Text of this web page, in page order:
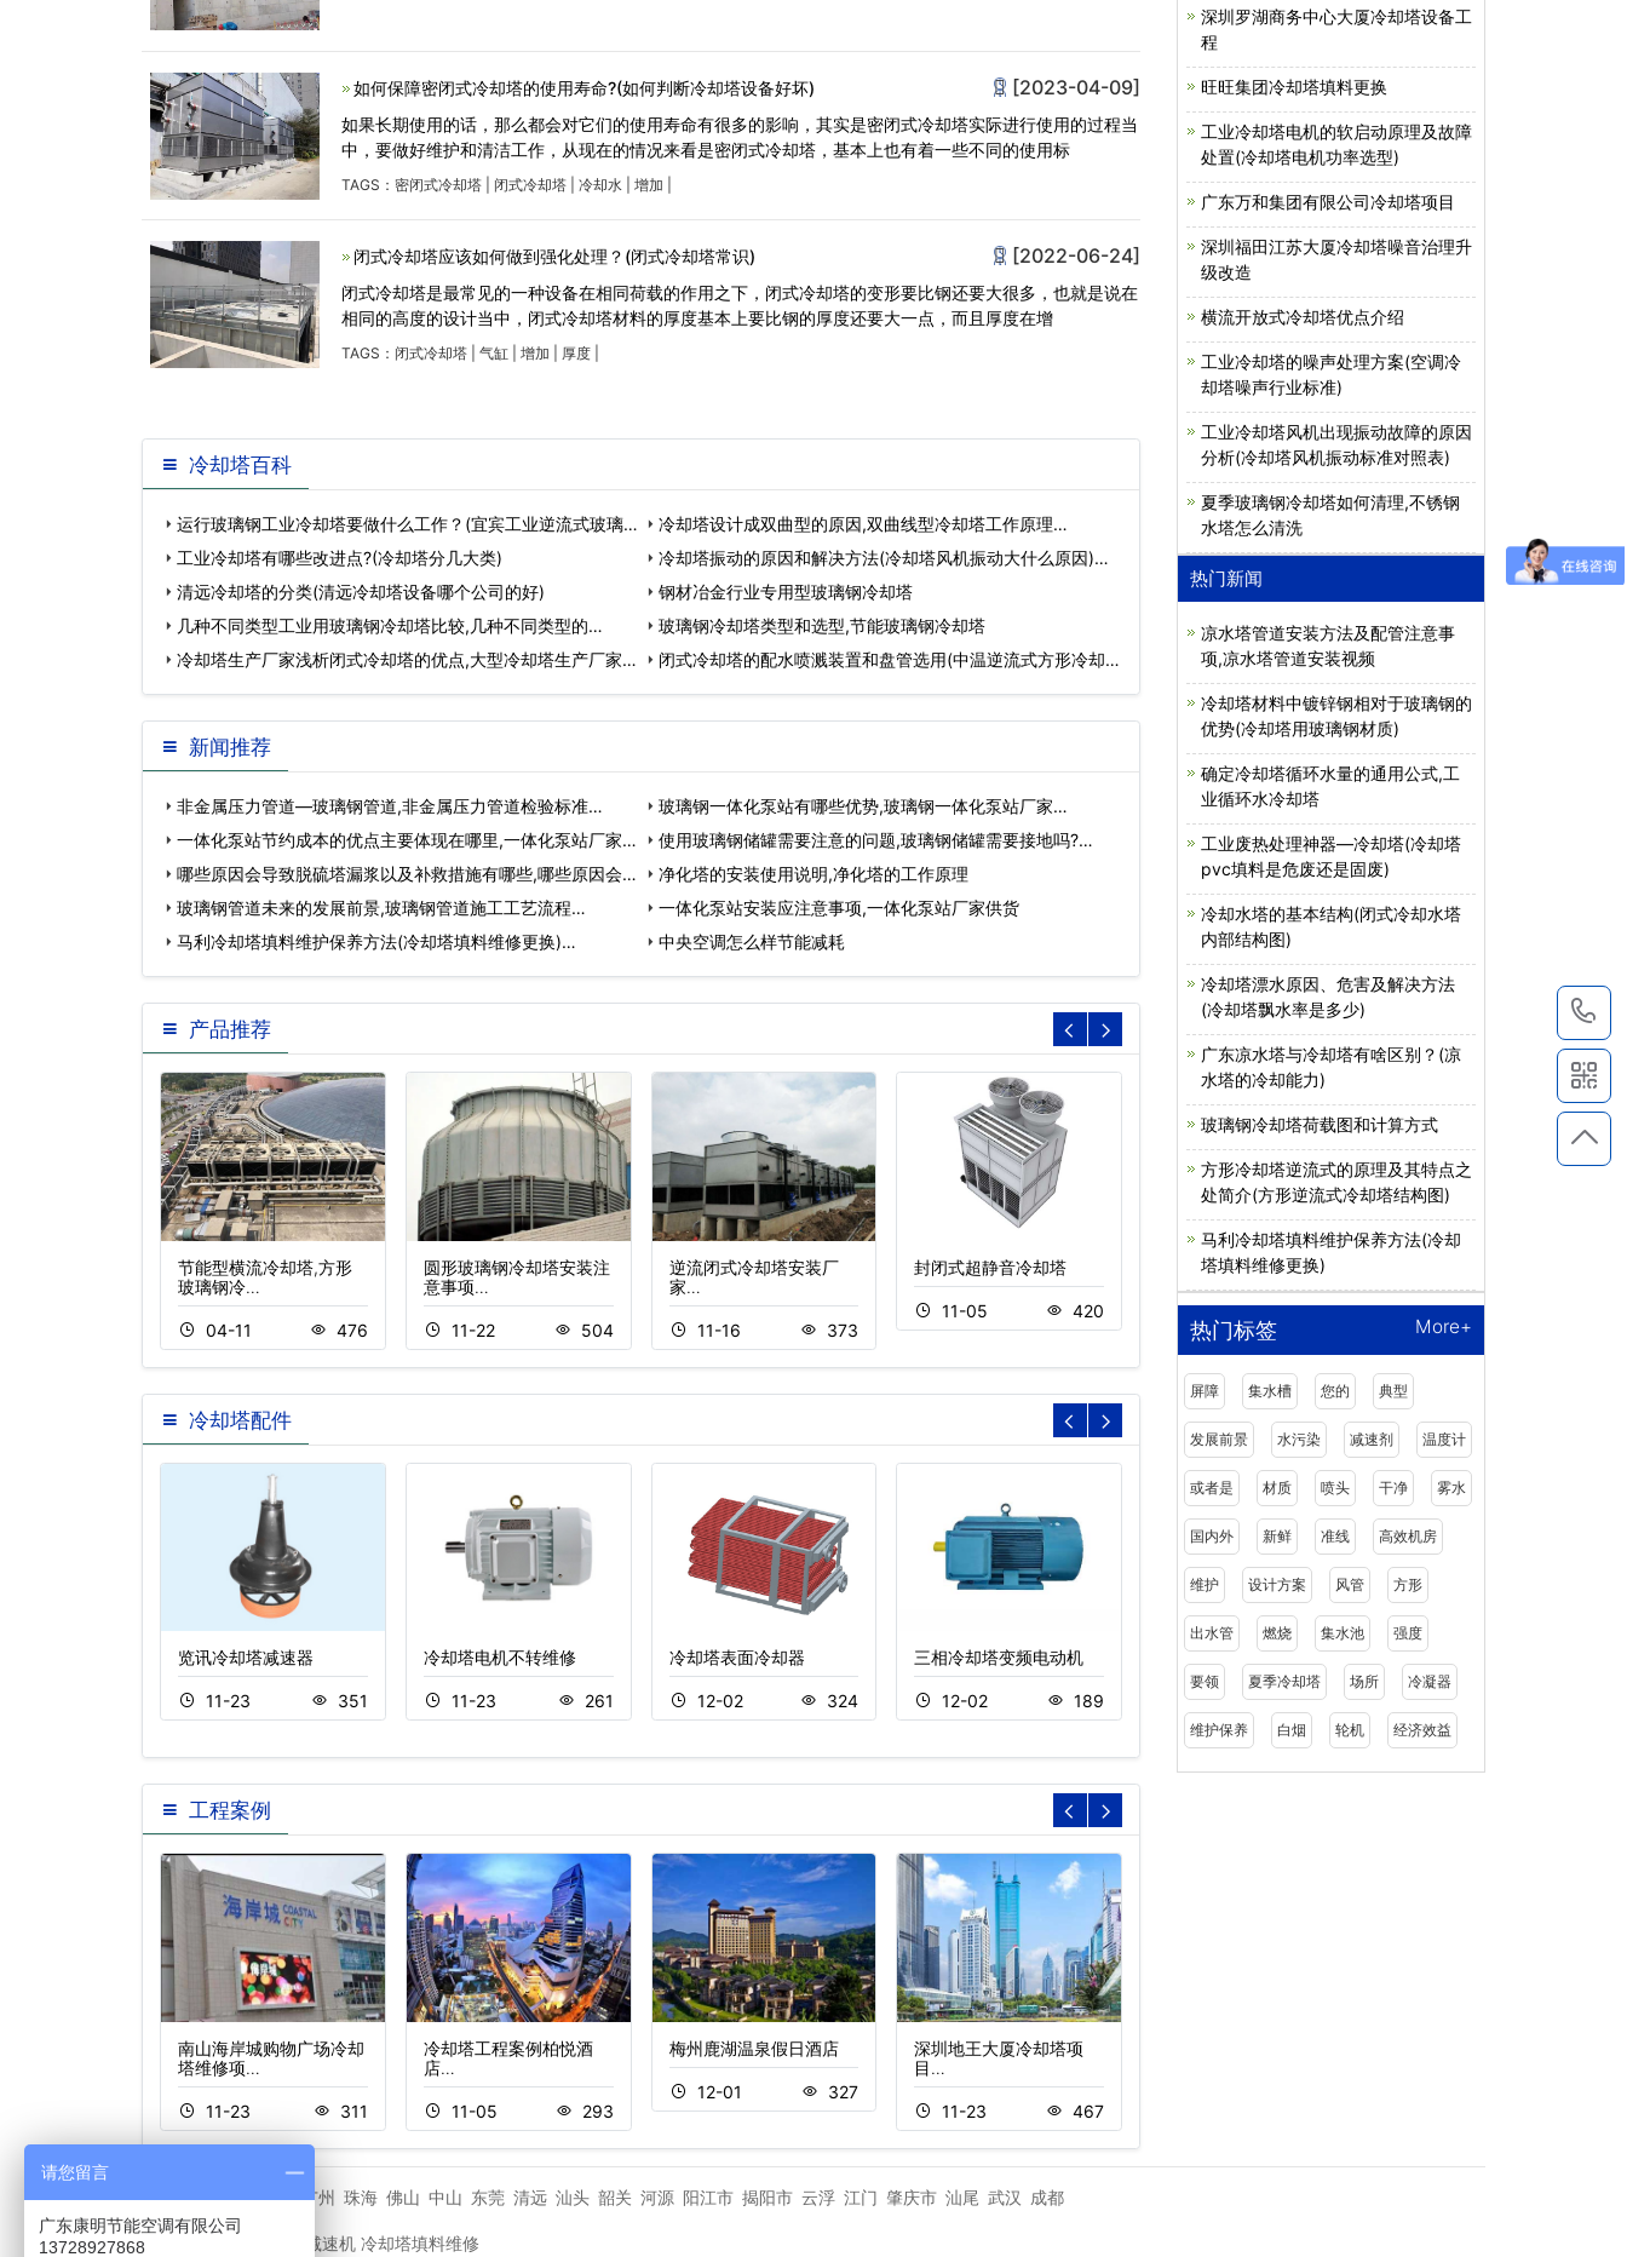
如何保障密闭式冷却塔的使用寿命?(如何判断冷却塔设备好坏) [2023-04-09]
如果长期使用的话，那么都会对它们的使用寿命有很多的影响，其实是密闭式冷却塔实际进行使用的过程当
中，要做好维护和清洁工作，从现在的情况来看是密闭式冷却塔，基本上也有着一些不同的使用标
TAGS： 密闭式冷却塔 闭式冷却塔 冷却水 增加
闭式冷却塔应该如何做到强化处理？(闭式冷却塔常识) [2022-06-24]
闭式冷却塔是最常见的一种设备在相同荷载的作用之下，闭式冷却塔的变形要比钢还要大很多，也就是说在
相同的高度的设计当中，闭式冷却塔材料的厚度基本上要比钢的厚度还要大一点，而且厚度在增
TAGS： 闭式冷却塔 气缸 增加 厚度
冷却塔百科
运行玻璃钢工业冷却塔要做什么工作？(宜宾工业逆流式玻璃钢
冷却塔厂家)…
冷却塔设计成双曲型的原因,双曲线型冷却塔工作原理…
工业冷却塔有哪些改进点?(冷却塔分几大类)
冷却塔振动的原因和解决方法(冷却塔风机振动大什么原因)…
清远冷却塔的分类(清远冷却塔设备哪个公司的好)
钢材冶金行业专用型玻璃钢冷却塔
几种不同类型工业用玻璃钢冷却塔比较,几种不同类型的…
玻璃钢冷却塔类型和选型,节能玻璃钢冷却塔
冷却塔生产厂家浅析闭式冷却塔的优点,大型冷却塔生产厂家…
闭式冷却塔的配水喷溅装置和盘管选用(中温逆流式方形冷却塔
规格)…
新闻推荐
非金属压力管道—玻璃钢管道,非金属压力管道检验标准…
玻璃钢一体化泵站有哪些优势,玻璃钢一体化泵站厂家…
一体化泵站节约成本的优点主要体现在哪里,一体化泵站厂家…
使用玻璃钢储罐需要注意的问题,玻璃钢储罐需要接地吗?…
哪些原因会导致脱硫塔漏浆以及补救措施有哪些,哪些原因会导
致流产…
净化塔的安装使用说明,净化塔的工作原理
玻璃钢管道未来的发展前景,玻璃钢管道施工工艺流程…
一体化泵站安装应注意事项,一体化泵站厂家供货
马利冷却塔填料维护保养方法(冷却塔填料维修更换)…
中央空调怎么样节能减耗
产品推荐
节能型横流冷却塔,方形
玻璃钢冷…
04-11 476
圆形玻璃钢冷却塔安装注
意事项…
11-22 504
逆流闭式冷却塔安装厂
家…
11-16 373
封闭式超静音冷却塔
11-05 420
玻璃钢开式冷却塔
11-18 352 11-05
冷却塔配件
览讯冷却塔减速器
11-23 351
冷却塔电机不转维修
11-23 261
冷却塔表面冷却器
12-02 324
三相冷却塔变频电动机
12-02 189
S波冷却塔填料
11-22 491
冷却塔消音罩
11-23
工程案例
南山海岸城购物广场冷却
塔维修项…
11-23 311
冷却塔工程案例柏悦酒
店…
11-05 293
梅州鹿湖温泉假日酒店
12-01 327
深圳地王大厦冷却塔项
目…
11-23 467
深圳罗湖商务中心大厦冷却塔设备工
程
旺旺集团冷却塔填料更换
工业冷却塔电机的软启动原理及故障
处置(冷却塔电机功率选型)
广东万和集团有限公司冷却塔项目
深圳福田江苏大厦冷却塔噪音治理升
级改造
横流开放式冷却塔优点介绍
工业冷却塔的噪声处理方案(空调冷
却塔噪声行业标准)
工业冷却塔风机出现振动故障的原因
分析(冷却塔风机振动标准对照表)
夏季玻璃钢冷却塔如何清理,不锈钢
水塔怎么清洗
热门新闻
凉水塔管道安装方法及配管注意事
项,凉水塔管道安装视频
冷却塔材料中镀锌钢相对于玻璃钢的
优势(冷却塔用玻璃钢材质)
确定冷却塔循环水量的通用公式,工
业循环水冷却塔
工业废热处理神器—冷却塔(冷却塔
pvc填料是危废还是固废)
冷却水塔的基本结构(闭式冷却水塔
内部结构图)
冷却塔漂水原因、危害及解决方法
(冷却塔飘水率是多少)
广东凉水塔与冷却塔有啥区别？(凉
水塔的冷却能力)
玻璃钢冷却塔荷载图和计算方式
方形冷却塔逆流式的原理及其特点之
处简介(方形逆流式冷却塔结构图)
马利冷却塔填料维护保养方法(冷却
塔填料维修更换)
热门标签 More+
屏障 集水槽 您的 典型
发展前景 水污染 减速剂 温度计
或者是 材质 喷头 干净 雾水
国内外 新鲜 准线 高效机房
维护 设计方案 风管 方形
出水管 燃烧 集水池 强度
要领 夏季冷却塔 场所 冷凝器
维护保养 白烟 轮机 经济效益
城市分站 深圳 广州 珠海 佛山 中山 东莞 清远 汕头 韶关 河源 阳江市 揭阳市 云浮 江门 肇庆市 汕尾 武汉 成都
冷却塔减速机 冷却塔填料维修
请您留言
广东康明节能空调有限公司
13728927868